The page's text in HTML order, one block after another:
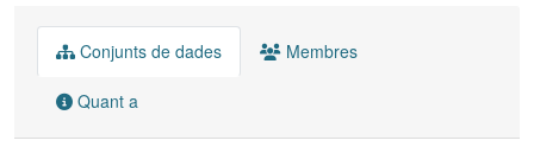
Conjunts de dades Membres
Quant a